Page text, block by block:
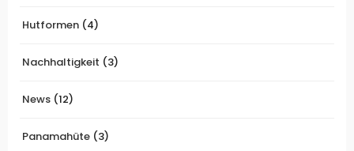
Hutformen (4)
Nachhaltigkeit (3)
News (12)
Panamahüte (3)